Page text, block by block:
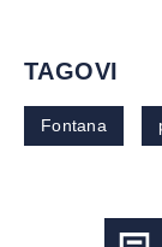
TAGOVI
Fontana